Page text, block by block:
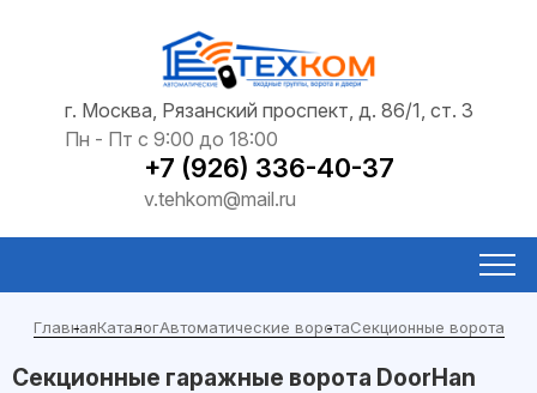
г. Москва, Рязанский проспект, д. 86/1, ст. 3
Пн - Пт с 9:00 до 18:00
+7 (926) 336-40-37
v.tehkom@mail.ru
ГлавнаяКаталогАвтоматические воротаСекционные ворота
Секционные гаражные ворота DoorHan